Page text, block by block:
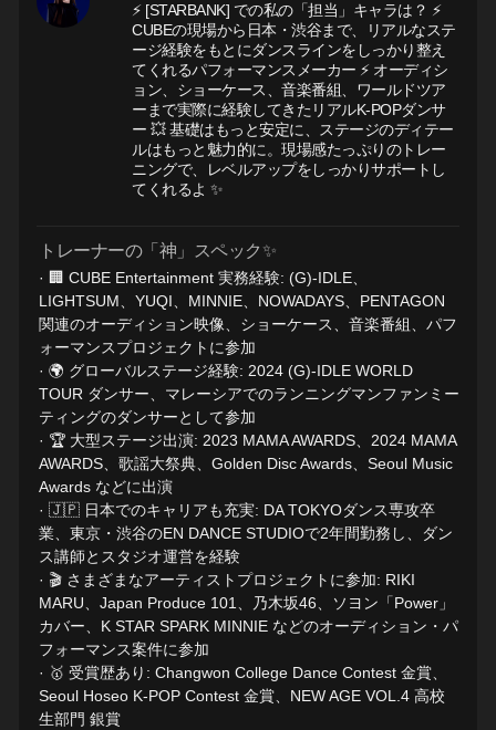
⚡ [STARBANK] での私の「担当」キャラは？ ⚡
CUBEの現場から日本・渋谷まで、リアルなステ
ージ経験をもとにダンスラインをしっかり整え
てくれるパフォーマンスメーカー ⚡ オーディシ
ョン、ショーケース、音楽番組、ワールドツア
ーまで実際に経験してきたリアルK-POPダンサ
ー 💥 基礎はもっと安定に、ステージのディテー
ルはもっと魅力的に。現場感たっぷりのトレー
ニングで、レベルアップをしっかりサポートし
てくれるよ ✨
トレーナーの「神」スペック✨
· 🏢 CUBE Entertainment 実務経験: (G)-IDLE、
LIGHTSUM、YUQI、MINNIE、NOWADAYS、PENTAGON
関連のオーディション映像、ショーケース、音楽番組、パフ
ォーマンスプロジェクトに参加
· 🌍 グローバルステージ経験: 2024 (G)-IDLE WORLD
TOUR ダンサー、マレーシアでのランニングマンファンミー
ティングのダンサーとして参加
· 🏆 大型ステージ出演: 2023 MAMA AWARDS、2024 MAMA
AWARDS、歌謡大祭典、Golden Disc Awards、Seoul Music
Awards などに出演
· 🇯🇵 日本でのキャリアも充実: DA TOKYOダンス専攻卒
業、東京・渋谷のEN DANCE STUDIOで2年間勤務し、ダン
ス講師とスタジオ運営を経験
· 🎬 さまざまなアーティストプロジェクトに参加: RIKI
MARU、Japan Produce 101、乃木坂46、ソヨン「Power」
カバー、K STAR SPARK MINNIE などのオーディション・パ
フォーマンス案件に参加
· 🥇 受賞歴あり: Changwon College Dance Contest 金賞、
Seoul Hoseo K-POP Contest 金賞、NEW AGE VOL.4 高校
生部門 銀賞